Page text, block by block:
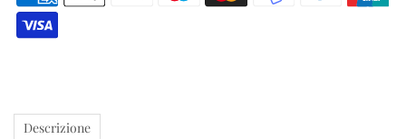
Descrizione